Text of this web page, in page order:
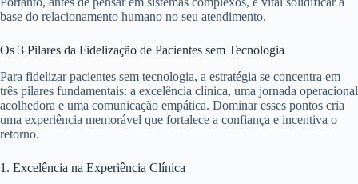
base do relacionamento humano no seu atendimento.
Os 3 Pilares da Fidelização de Pacientes sem Tecnologia
Para fidelizar pacientes sem tecnologia, a estratégia se concentra em
três pilares fundamentais: a excelência clínica, uma jornada operacional
acolhedora e uma comunicação empática. Dominar esses pontos cria
uma experiência memorável que fortalece a confiança e incentiva o
retorno.
1. Excelência na Experiência Clínica